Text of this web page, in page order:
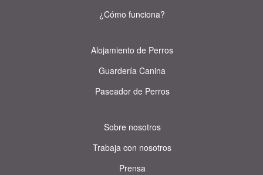
¿Cómo funciona?
Alojamiento de Perros
Guardería Canina
Paseador de Perros
Sobre nosotros
Trabaja con nosotros
Prensa